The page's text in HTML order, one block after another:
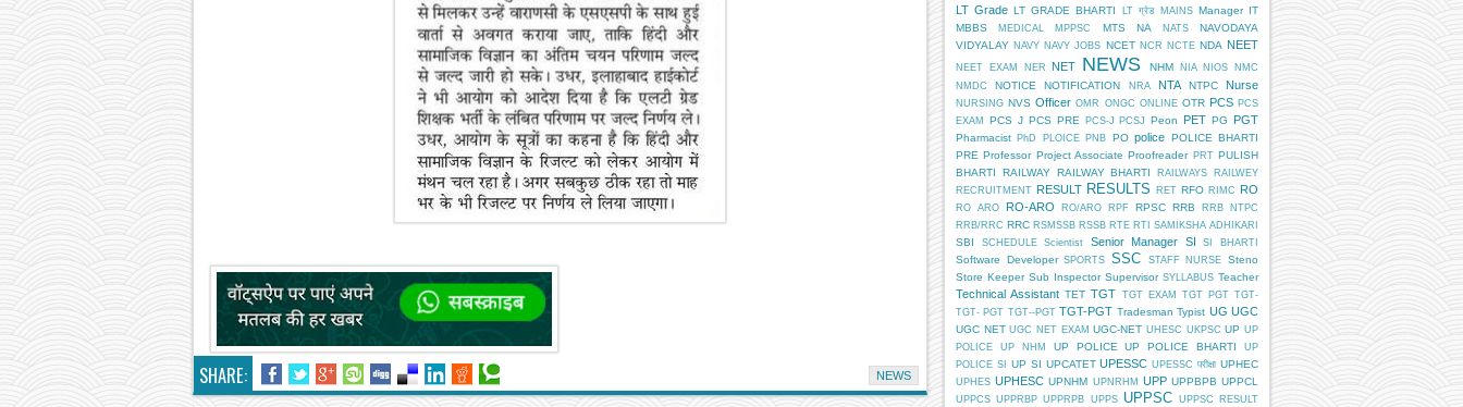
NEWS
SHARE:
LT Grade LT GRADE BHARTI LT ग्रेड MAINS Manager IT
MBBS
MEDICAL MPPSC MTS NA NATS
NAVODAYA
VIDYALAY NAVY NAVY JOBS NCET NCR NCTE NDA NEET
NEET EXAM NER NET NEWS NHM NIA NIOS
NMC
NMDC
NOTICE NOTIFICATION NRA NTA NTPC Nurse
NURSING NVS Officer OMR ONGC ONLINE OTR PCS PCS
EXAM
PCS J PCS PRE PCS-J PCSJ Peon PET PG PGT
Pharmacist PhD PLOICE PNB PO police POLICE BHARTI
PRE Professor Project Associate Proofreader PRT PULISH
BHARTI
RAILWAY RAILWAY BHARTI RAILWAYS
RAILWEY
RECRUITMENT RESULT RESULTS RET RFO RIMC RO
RO ARO RO-ARO RO/ARO RPF RPSC RRB
RRB NTPC
RRB/RRC RRC RSMSSB RSSB RTE RTI SAMIKSHA ADHIKARI
SBI SCHEDULE Scientist Senior Manager SI SI BHARTI
Software Developer SPORTS SSC STAFF NURSE
Steno
Store Keeper Sub Inspector Supervisor SYLLABUS Teacher
Technical Assistant TET TGT TGT EXAM TGT PGT TGT-
TGT- PGT TGT--PGT TGT-PGT Tradesman Typist UG UGC
UGC NET UGC NET EXAM UGC-NET UHESC UKPSC UP UP
POLICE
UP NHM UP POLICE UP POLICE BHARTI
UP
POLICE SI
UP SI UPCATET UPESSC UPESSC परीक्षा UPHEC
UPHES UPHESC UPNHM UPNRHM UPP UPPBPB UPPCL
UPPCS UPPRBP UPPRPB UPPS UPPSC UPPSC RESULT